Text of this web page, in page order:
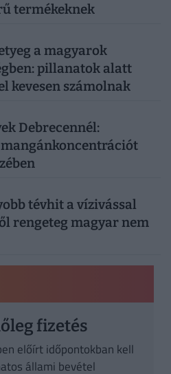
termékeknek
a magyarok
pillanatok alatt
kevesen számolnak
Debrecennél:
tévhit a vízivással
rengeteg magyar nem
fizetés
előírt időpontokban kell
állami bevétel